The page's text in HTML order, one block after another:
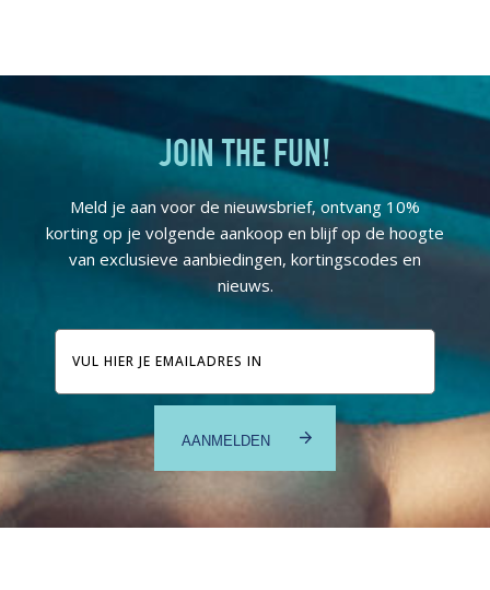
JOIN THE FUN!
Meld je aan voor de nieuwsbrief, ontvang 10%
korting op je volgende aankoop en blijf op de hoogte
van exclusieve aanbiedingen, kortingscodes en
nieuws.
E-
mailadres